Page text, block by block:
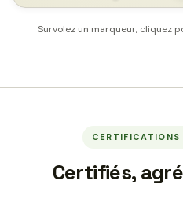
Survolez un marqueur, cliquez
Certifiés,